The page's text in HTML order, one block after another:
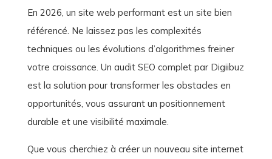
En 2026, un site web performant est un site bien
référencé. Ne laissez pas les complexités
techniques ou les évolutions d’algorithmes freiner
votre croissance. Un audit SEO complet par Digiibuz
est la solution pour transformer les obstacles en
opportunités, vous assurant un positionnement
durable et une visibilité maximale.
Que vous cherchiez à créer un nouveau site internet